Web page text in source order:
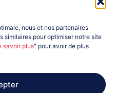
nous et nos partenaires
similaires pour optimiser notre site
savoir plus" pour avoir de plus